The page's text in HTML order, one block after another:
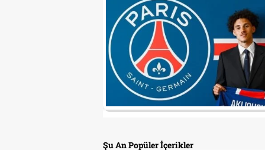
Şu An Popüler İçerikler